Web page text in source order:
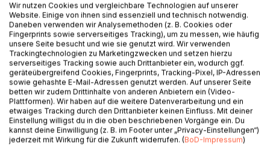
BESCHREIBUNG
Weihnachten ist das Fest der Liebe – nicht das der
Perfektion. Dieses Fest lebt vom Miteinander und
Füreinander der Menschen, die es aus der Freude über die
Geburt Christi feiern und denen es gelingt - oder einfach
geschieht - dass sich ihre Freude mitunter sogar auf jene
überträgt, denen der Anlass dieses Festes eher unwichtig,
rätselhaft, egal ... ist ...
Wir nutzen Cookies und vergleichbare Technologien auf unserer
Website. Einige von ihnen sind essenziell und technisch notwendig.
Daneben verwenden wir Analysemethoden (z. B. Cookies oder
Fingerprints sowie serverseitiges Tracking), um zu messen, wie häufig
unsere Seite besucht und wie sie genutzt wird. Wir verwenden
Trackingtechnologien zu Marketingzwecken und setzen hierzu
serverseitiges Tracking sowie auch Drittanbieter ein, wodurch ggf.
geräteübergreifend Cookies, Fingerprints, Tracking-Pixel, IP-Adressen
sowie gehashte E-Mail-Adressen genutzt werden. Auf unserer Seite
betten wir zudem Drittinhalte von anderen Anbietern ein (Video-
Plattformen). Wir haben auf die weitere Datenverarbeitung und ein
etwaiges Tracking durch den Drittanbieter keinen Einfluss. Mit deiner
Einstellung willigst du in die oben beschriebenen Vorgänge ein. Du
kannst deine Einwilligung (z. B. im Footer unter „Privacy-Einstellungen“)
jederzeit mit Wirkung für die Zukunft widerrufen. (BoD-Impressum)